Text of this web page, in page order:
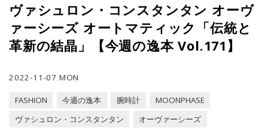
ヴァシュロン・コンスタンタン オーヴ
ァーシーズ オートマティック「伝統と
革新の結晶」【今週の逸本 Vol.171】
2022-11-07 MON
FASHION 今週の逸本 腕時計
MOONPHASE
ヴァシュロン・コンスタンタン
オーヴァーシーズ